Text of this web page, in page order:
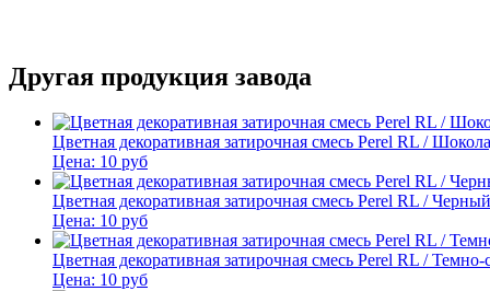
Другая продукция завода
Цветная декоративная затирочная смесь Perel RL /
Цена: 10 руб
Цветная декоративная затирочная смесь Perel RL / Черный
Цена: 10 руб
Цветная декоративная затирочная смесь Perel RL /
Цена: 10 руб